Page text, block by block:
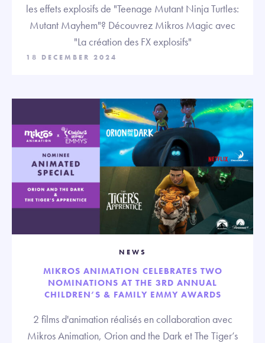
les effets explosifs de "Teenage Mutant Ninja Turtles:
Mutant Mayhem"? Découvrez Mikros Magic avec
"La création des FX explosifs"
18 DECEMBER 2024
NEWS
MIKROS ANIMATION CELEBRATES TWO
NOMINATIONS AT THE 3RD ANNUAL
CHILDREN’S & FAMILY EMMY AWARDS
2 films d'animation réalisés en collaboration avec
Mikros Animation, Orion and the Dark et The Tiger’s